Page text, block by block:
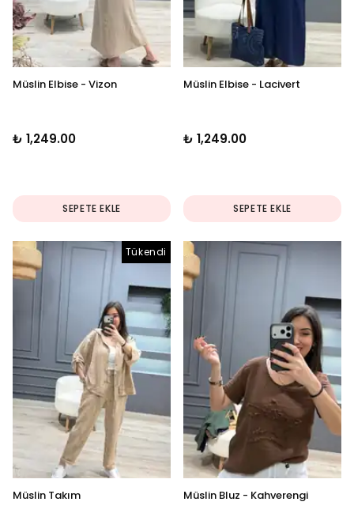
Müslin Elbise - Vizon
₺ 1,249.00
SEPETE EKLE
Müslin Elbise - Lacivert
₺ 1,249.00
SEPETE EKLE
Tükendi
Müslin Takım Müslin Bluz - Kahverengi